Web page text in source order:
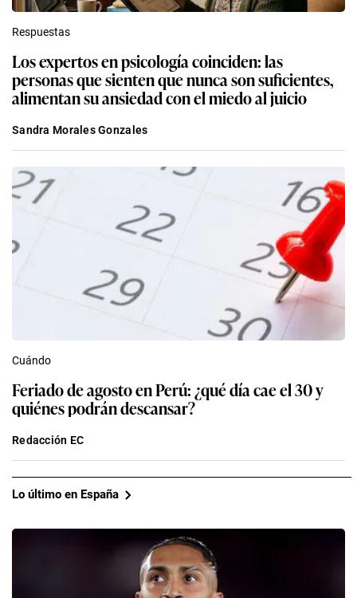
Respuestas
Los expertos en psicología coinciden: las
personas que sienten que nunca son suficientes,
alimentan su ansiedad con el miedo al juicio
Sandra Morales Gonzales
Cuándo
Feriado de agosto en Perú: ¿qué día cae el 30 y
quiénes podrán descansar?
Redacción EC
Lo último en España